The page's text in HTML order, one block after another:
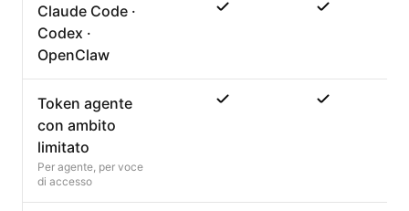
Claude Code ·
Codex ·
OpenClaw
Token agente
con ambito
limitato
Per agente, per voce
di accesso